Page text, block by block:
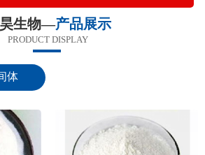
生物—产品展示
PRODUCT DISPLAY
体